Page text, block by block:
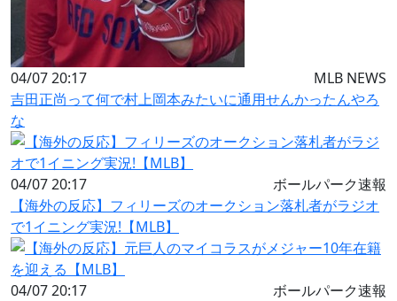
04/07 20:17
MLB NEWS
吉田正尚って何で村上岡本みたいに通用せんかったんやろ
な
04/07 20:17
ボールパーク速報
【海外の反応】フィリーズのオークション落札者がラジオ
で1イニング実況!【MLB】
04/07 20:17
ボールパーク速報